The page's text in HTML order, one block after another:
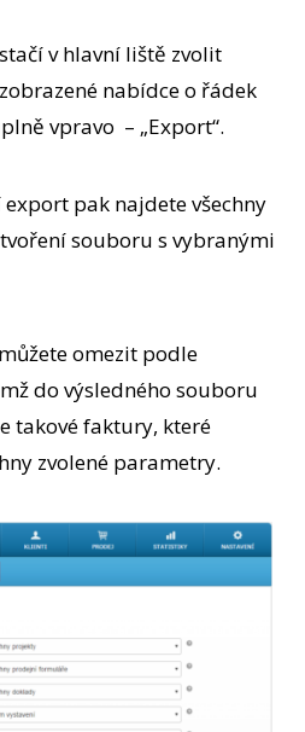
v hlavní liště zvolit
nabídce o řádek
vpravo – „Export“.
pak najdete všechny
souboru s vybranými
omezit podle
do výsledného souboru
takové faktury, které
zvolené parametry.